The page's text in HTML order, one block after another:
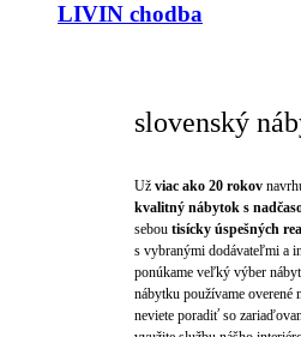
LIVIN chodba
slovenský
Už viac ako 20 rokov
kvalitný nábytok s
sebou tisícky úspešných
s vybranými dodávateľmi a
ponúkame veľký výber
nábytku používame overené
neviete poradiť so